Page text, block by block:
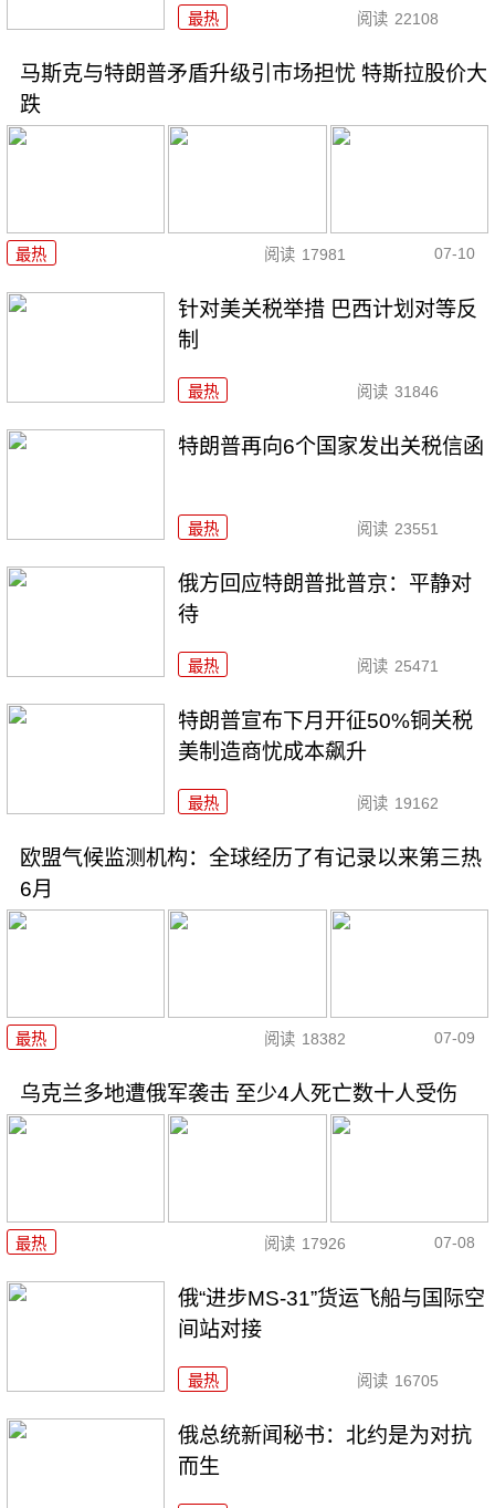
最热 阅读 22108
马斯克与特朗普矛盾升级引市场担忧 特斯拉股价大
跌
最热 阅读 17981 07-10
针对美关税举措 巴西计划对等反
制
最热 阅读 31846
特朗普再向6个国家发出关税信函
最热 阅读 23551
俄方回应特朗普批普京：平静对
待
最热 阅读 25471
特朗普宣布下月开征50%铜关税
美制造商忧成本飙升
最热 阅读 19162
欧盟气候监测机构：全球经历了有记录以来第三热
6月
最热 阅读 18382 07-09
乌克兰多地遭俄军袭击 至少4人死亡数十人受伤
最热 阅读 17926 07-08
俄“进步MS-31”货运飞船与国际空
间站对接
最热 阅读 16705
俄总统新闻秘书：北约是为对抗
而生